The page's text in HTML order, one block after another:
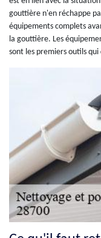
gouttière n'en réchappe
équipements complets
la gouttière. Les
sont les premiers outils